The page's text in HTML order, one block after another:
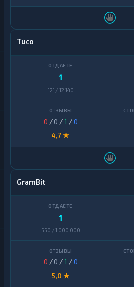
Tuco
1
121 / 12 140
0 / 0 /1 /0
4,7 ★
GramBit
1
550 / 1 000 000
0 / 0 /1 /0
5,0 ★